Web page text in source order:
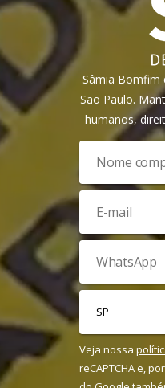
Sâmia Bomfim
São Paulo.
humanos,
Veja nossa
reCAPTCHA e,